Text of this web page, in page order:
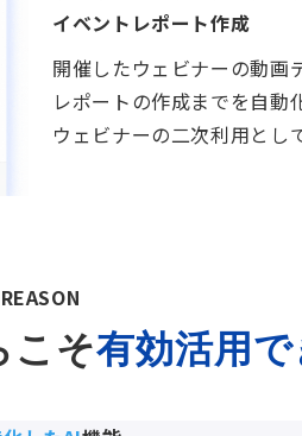
イベントレポート作成
開催したウェビナーの動画
レポートの作成までを自動
ウェビナーの二次利用とし
REASON
こそ有効活用